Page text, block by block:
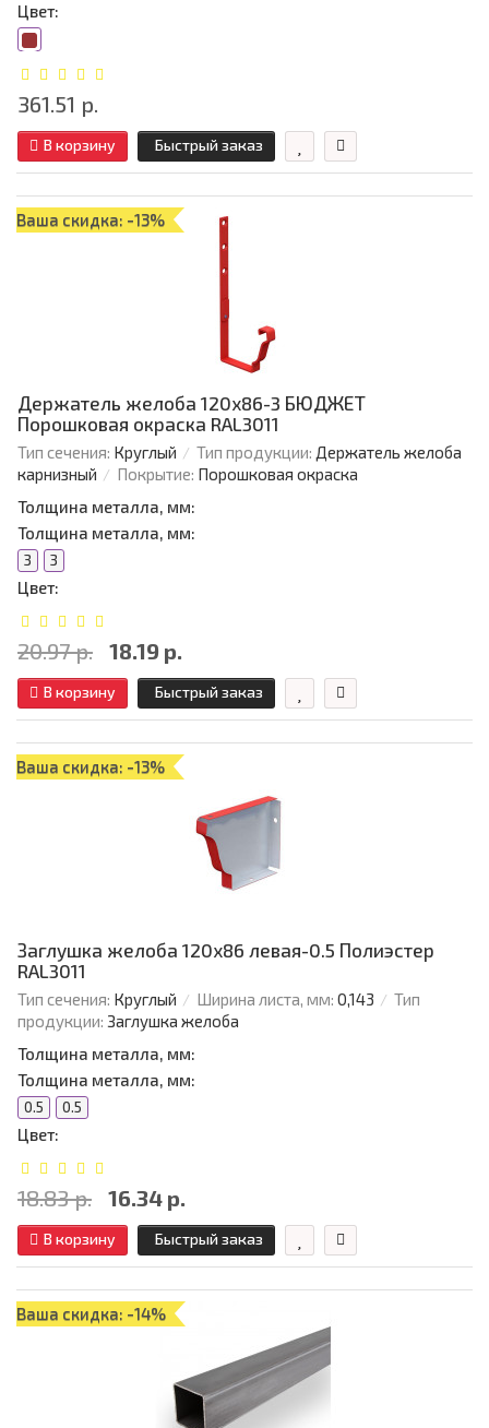
Цвет:
361.51 р.
В корзину Быстрый заказ
Ваша скидка: -13%
Держатель желоба 120х86-3 БЮДЖЕТ
Порошковая окраска RAL3011
Тип сечения: Круглый Тип продукции: Держатель желоба
карнизный
Покрытие: Порошковая окраска
Толщина металла, мм:
Толщина металла, мм:
3 3
Цвет:
20.97 р. 18.19 р.
В корзину Быстрый заказ
Ваша скидка: -13%
Заглушка желоба 120х86 левая-0.5 Полиэстер
RAL3011
Тип сечения: Круглый Ширина листа, мм: 0,143
Тип
продукции: Заглушка желоба
Толщина металла, мм:
Толщина металла, мм:
0.5 0.5
Цвет:
18.83 р. 16.34 р.
В корзину Быстрый заказ
Ваша скидка: -14%